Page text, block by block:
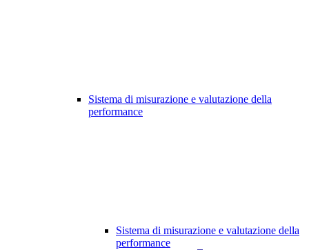
Sistema di misurazione e valutazione della
performance
Sistema di misurazione e valutazione della
performance